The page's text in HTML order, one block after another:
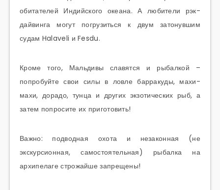
обитателей Индийского океана. А любители рэк-
дайвинга могут погрузиться к двум затонувшим
судам Halaveli и Fesdu.
Кроме того, Мальдивы славятся и рыбалкой –
попробуйте свои силы в ловле барракуды, махи-
махи, дорадо, тунца и других экзотических рыб, а
затем попросите их приготовить!
Важно: подводная охота и незаконная (не
экскурсионная, самостоятельная) рыбалка на
архипелаге строжайше запрещены!